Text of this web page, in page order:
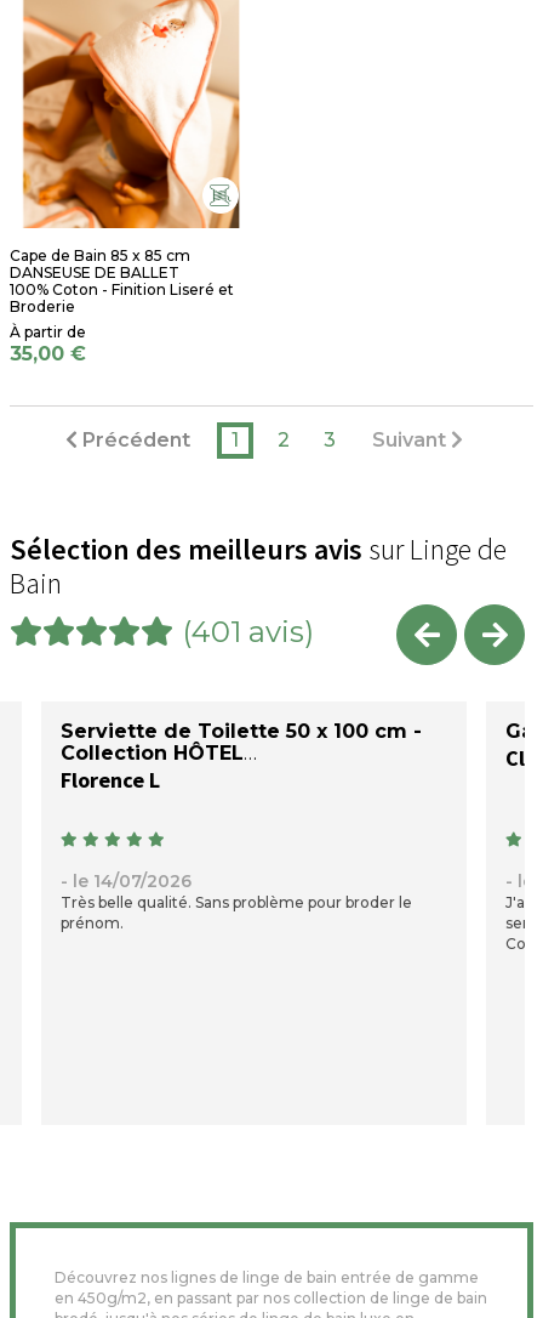
Cape de Bain 85 x 85 cm
DANSEUSE DE BALLET
100% Coton - Finition Liseré et
Broderie
35,00 €
Précédent 1 2 3 Suivant
Sélection des meilleurs avis sur Linge de
Bain
(401 avis)
Serviette de Toilette 50 x 100 cm -
Collection HÔTEL
Florence L
- le 14/07/2026
Très belle qualité. Sans problème pour broder le
prénom.
- le
J'ai
Découvrez nos lignes de linge de bain entrée de gamme
en 450g/m2, en passant par nos collection de linge de bain